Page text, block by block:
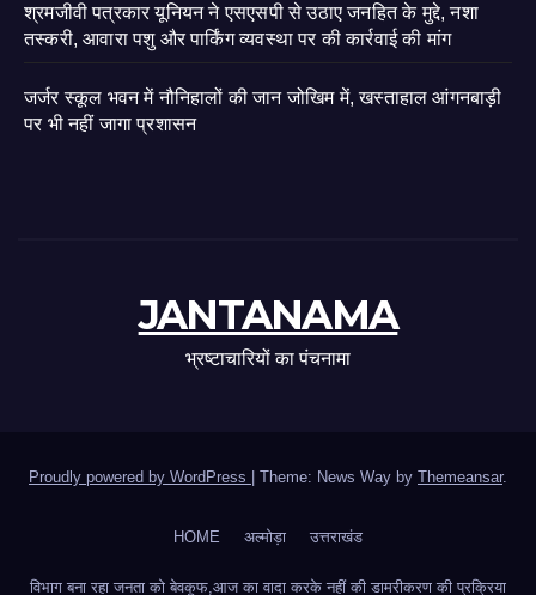
श्रमजीवी पत्रकार यूनियन ने एसएसपी से उठाए जनहित के मुद्दे, नशा
तस्करी, आवारा पशु और पार्किंग व्यवस्था पर की कार्रवाई की मांग
जर्जर स्कूल भवन में नौनिहालों की जान जोखिम में, खस्ताहाल आंगनबाड़ी
पर भी नहीं जागा प्रशासन
JANTANAMA
भ्रष्टाचारियों का पंचनामा
Proudly powered by WordPress Theme: News Way by Themeansar.
HOME अल्मोड़ा उत्तराखंड
विभाग बना रहा जनता को बेवकूफ,आज का वादा करके नहीं की डामरीकरण की प्रक्रिया